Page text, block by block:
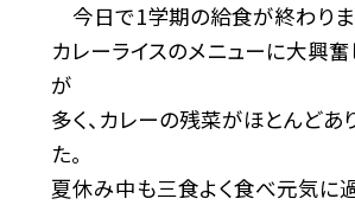
今日で1学期の給食が終わりま
カレーライスのメニューに大興
が
多く、カレーの残菜がほとんどあ
た。
夏休み中も三食よく食べ元気に